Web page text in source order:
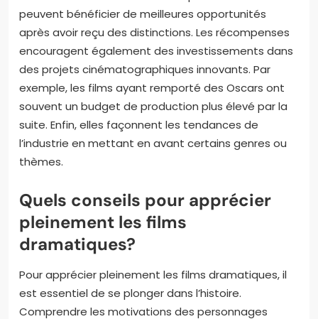
Les récompenses ont des impacts significatifs à
long terme sur l’industrie cinématographique. Elles
influencent la visibilité et la reconnaissance des
films. Les films primés attirent plus de spectateurs,
augmentant ainsi leur box-office. De plus, les
récompenses peuvent renforcer la carrière des
acteurs et des réalisateurs. Les professionnels
peuvent bénéficier de meilleures opportunités
après avoir reçu des distinctions. Les récompenses
des projets cinématographiques innovants. Par
exemple, les films ayant remporté des Oscars ont
souvent un budget de production plus élevé par la
suite. Enfin, elles façonnent les tendances de
l’industrie en mettant en avant certains genres ou
thèmes.